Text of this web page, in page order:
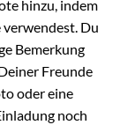
hinzu, indem
verwendest. Du
Bemerkung
Freunde
oder eine
noch